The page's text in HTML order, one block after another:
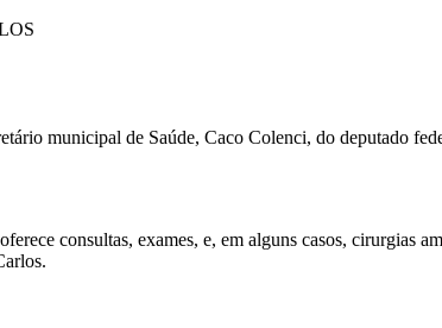
municipal de Saúde, Caco Colenci, do deputado
consultas, exames, e, em alguns casos, cirurgias